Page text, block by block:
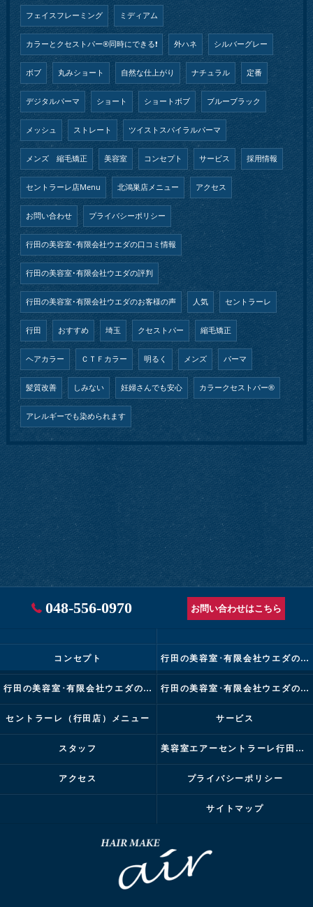
フェイスフレーミング ミディアム
カラーとクセストパー®︎同時にできる❗️ 外ハネ シルバーグレー
ボブ 丸みショート 自然な仕上がり ナチュラル 定番
デジタルパーマ ショート ショートボブ ブルーブラック
メッシュ ストレート ツイストスパイラルパーマ
メンズ 縮毛矯正 美容室 コンセプト サービス 採用情報
セントラーレ店Menu 北鴻巣店メニュー アクセス
お問い合わせ プライバシーポリシー
行田の美容室･有限会社ウエダの口コミ情報
行田の美容室･有限会社ウエダの評判
行田の美容室･有限会社ウエダのお客様の声 人気 セントラーレ
行田 おすすめ 埼玉 クセストパー 縮毛矯正
ヘアカラー ＣＴＦカラー 明るく メンズ パーマ
髪質改善 しみない 妊婦さんでも安心 カラークセストパー®︎
アレルギーでも染められます
048-556-0970 お問い合わせはこちら
コンセプト 行田の美容室･有限会社ウエダの口コミ情報
行田の美容室･有限会社ウエダの評判 行田の美容室･有限会社ウエダのお客様の声
セントラーレ（行田店）メニュー サービス
スタッフ 美容室エアーセントラーレ行田店ブログ
アクセス プライバシーポリシー
サイトマップ